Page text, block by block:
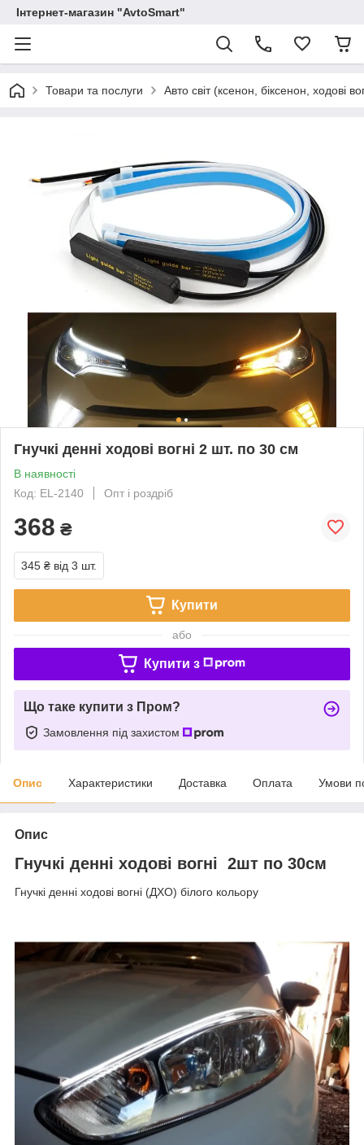
Інтернет-магазин "AvtoSmart"
Товари та послуги Авто світ (ксенон, біксенон, ходові
Гнучкі денні ходові вогні 2 шт. по 30 см
В наявності
Код: EL-2140
Опт і роздріб
368 ₴
345 ₴ від 3 шт.
Купити
або
Купити з
Що таке купити з Пром?
Замовлення під захистом
Опис Характеристики Доставка Оплата Умови
Опис
Гнучкі денні ходові вогні 2шт по 30см
Гнучкі денні ходові вогні (ДХО) білого кольору